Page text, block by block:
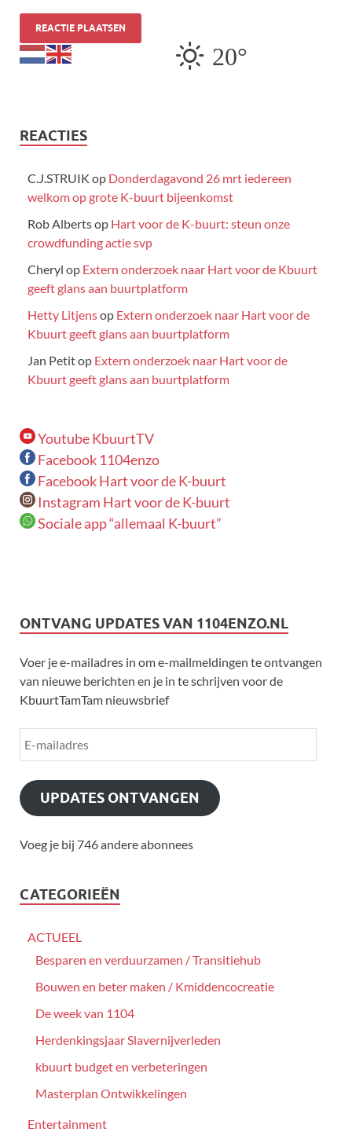
20°
REACTIES
C.J.STRUIK op Donderdagavond 26 mrt iedereen
welkom op grote K-buurt bijeenkomst
Rob Albertsop Hart voor de K-buurt: steun onze
crowdfunding actie svp
Cheryl op Extern onderzoek naar Hart voor de Kbuurt
geeft glans aan buurtplatform
Hetty Litjensop Extern onderzoek naar Hart voor de
Kbuurt geeft glans aan buurtplatform
Jan Petitop Extern onderzoek naar Hart voor de
Kbuurt geeft glans aan buurtplatform
Youtube KbuurtTV
Facebook 1104enzo
Facebook Hart voor de K-buurt
Instagram Hart voor de K-buurt
Sociale app “allemaal K-buurt”
ONTVANG UPDATES VAN 1104ENZO.NL
Voer je e-mailadres in om e-mailmeldingen te ontvangen
van nieuwe berichten en je in te schrijven voor de
KbuurtTamTam nieuwsbrief
UPDATES ONTVANGEN
Voeg je bij 746 andere abonnees
CATEGORIEËN
ACTUEEL
Besparen en verduurzamen / Transitiehub
Bouwen en beter maken / Kmiddencocreatie
De week van 1104
Herdenkingsjaar Slavernijverleden
kbuurt budget en verbeteringen
Masterplan Ontwikkelingen
Entertainment